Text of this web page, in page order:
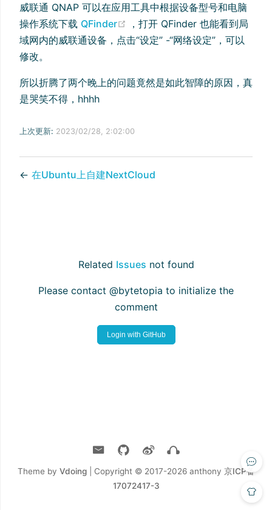
威联通 QNAP 可以在应用工具中根据设备型号和电脑
操作系统下载 QFinder (opens new window)
，打开 QFinder 也能看到局
域网内的威联通设备，点击“设定” -“网络设定”，可以
修改。
所以折腾了两个晚上的问题竟然是如此智障的原因，真
是哭笑不得，hhhh
上次更新: 2023/02/28, 2:02:00
← 在Ubuntu上自建NextCloud
Related Issues not found
Please contact @bytetopia to initialize the
comment
Login with GitHub
Theme by Vdoing| Copyright © 2017-2026 anthony 京ICP备
17072417-3